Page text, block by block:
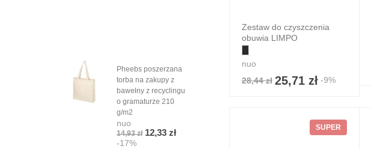
Zestaw do czyszczenia
obuwia LIMPO
nuo
28,44 zł 25,71 zł-9%
SUPER
Pheebs poszerzana
torba na zakupy z
bawełny z recyclingu
o gramaturze 210
g/m2
nuo
14,93 zł 12,33 zł
-17%
Czapka 5-panelowa
Baseball